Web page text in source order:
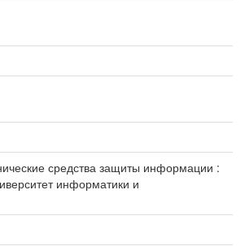
средства защиты информации :
информатики и